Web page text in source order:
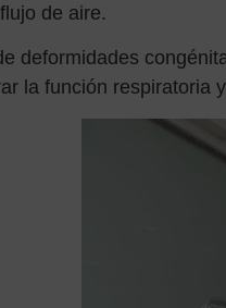
de aire.
deformidades
la función respiratoria